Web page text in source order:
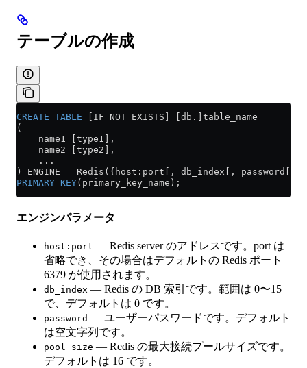
テーブルの作成
CREATE TABLE [IF NOT EXISTS] [db.]table_name
(
    name1 [type1],
    name2 [type2],
    ...
) ENGINE = Redis({host:port[, db_index[,
PRIMARY KEY(primary_key_name);
エンジンパラメータ
host:port — Redis server のアドレスです。port は
省略でき、その場合はデフォルトの Redis ポート
6379 が使用されます。
db_index — Redis の DB 索引です。範囲は 0〜15
で、デフォルトは 0 です。
password — ユーザーパスワードです。デフォルト
は空文字列です。
pool_size — Redis の最大接続プールサイズです。
デフォルトは 16 です。